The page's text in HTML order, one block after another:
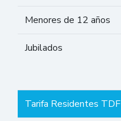
Menores de 12 años
Jubilados
Tarifa Residentes TDF